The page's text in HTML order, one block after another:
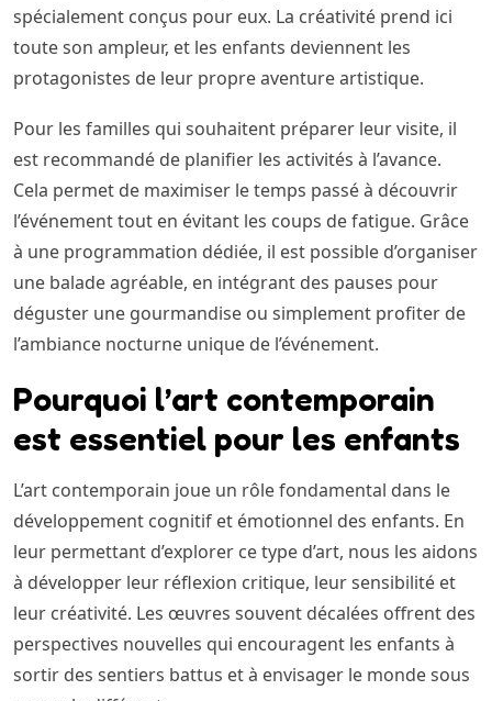
spécialement conçus pour eux. La créativité prend ici
toute son ampleur, et les enfants deviennent les
protagonistes de leur propre aventure artistique.
Pour les familles qui souhaitent préparer leur visite, il
est recommandé de planifier les activités à l’avance.
Cela permet de maximiser le temps passé à découvrir
l’événement tout en évitant les coups de fatigue. Grâce
à une programmation dédiée, il est possible d’organiser
une balade agréable, en intégrant des pauses pour
déguster une gourmandise ou simplement profiter de
l’ambiance nocturne unique de l’événement.
Pourquoi l’art contemporain
est essentiel pour les enfants
L’art contemporain joue un rôle fondamental dans le
développement cognitif et émotionnel des enfants. En
leur permettant d’explorer ce type d’art, nous les aidons
à développer leur réflexion critique, leur sensibilité et
leur créativité. Les œuvres souvent décalées offrent des
perspectives nouvelles qui encouragent les enfants à
sortir des sentiers battus et à envisager le monde sous